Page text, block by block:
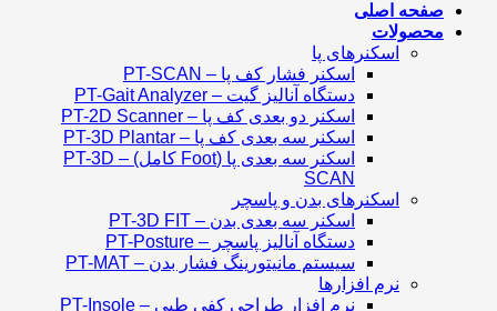
صفحه اصلی
محصولات
اسکنرهای پا
اسکنر فشار کف پا – PT-SCAN
دستگاه آنالیز گیت – PT-Gait Analyzer
اسکنر دو بعدی کف پا – PT-2D Scanner
اسکنر سه بعدی کف پا – PT-3D Plantar
اسکنر سه بعدی پا (Foot کامل) – PT-3D
SCAN
اسکنرهای بدن و پاسچر
اسکنر سه بعدی بدن – PT-3D FIT
دستگاه آنالیز پاسچر – PT-Posture
سیستم مانیتورینگ فشار بدن – PT-MAT
نرم افزارها
نرم افزار طراحی کفی طبی – PT-Insole